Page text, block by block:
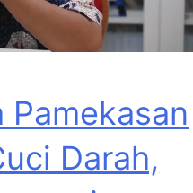
Pamekasan
Darah,